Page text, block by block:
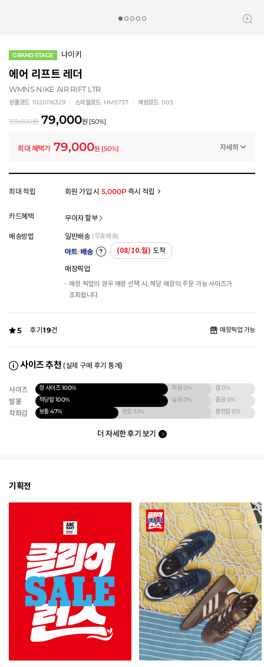
GRAND STAGE 나이키
에어 리프트 레더
WMNS NIKE AIR RIFT LTR
상품코드 1020116329 스타일코드 HM5737 색상코드 003
159,000원 79,000원 [50%]
최대 혜택가 79,000원 [50%] 자세히
멤버십 상시 할인
모든 혜택이 적용된 금액으로, 실제 결제 금액과는 차이가 있을 수 있습니다.
최대 적립 회원 가입 시 5,000P즉시 적립
카드혜택 무이자 할부
배송방법 일반배송 (무료배송)
(08/10.월) 도착
매장픽업
매장 픽업의 경우 매장 선택 시, 해당 매장의 주문 가능 사이즈가
조회됩니다.
5 후기19건 매장픽업 가능
사이즈 추천 (실제 구매 후기 통계)
사이즈 정 사이즈100% 작음0% 큼0%
발볼 적당함100% 넓음0% 좁음0%
착화감 보통47% 편함 53% 불편함0%
더 자세한 후기 보기
기획전